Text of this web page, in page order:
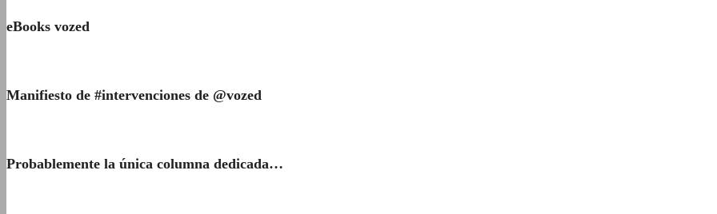
eBooks vozed
Manifiesto de #intervenciones de @vozed
Probablemente la única columna dedicada…